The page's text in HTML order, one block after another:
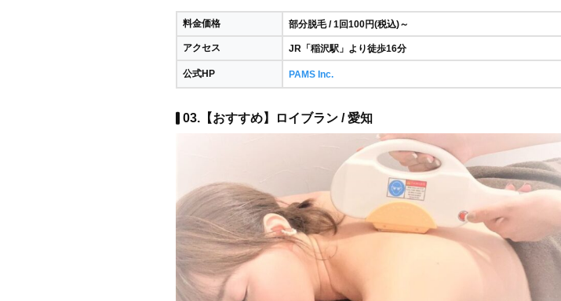
料金価格 部分脱毛 / 1回100円(税込)～
アクセス JR「稲沢駅」より徒歩16分
公式HP PAMS Inc.
03.【おすすめ】ロイブラン / 愛知